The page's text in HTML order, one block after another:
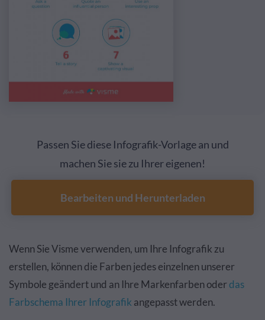
Passen Sie diese Infografik-Vorlage an und
machen Sie sie zu Ihrer eigenen!
Bearbeiten und Herunterladen
Wenn Sie Visme verwenden, um Ihre Infografik zu
erstellen, können die Farben jedes einzelnen unserer
Symbole geändert und an Ihre Markenfarben oderdas
Farbschema Ihrer Infografik angepasst werden.